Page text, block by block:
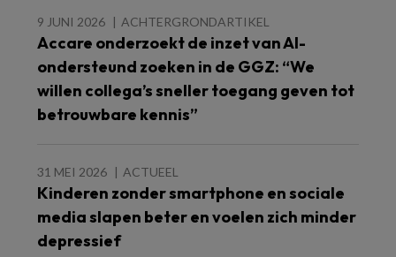
9 JUNI 2026 ACHTERGRONDARTIKEL
Accare onderzoekt de inzet van AI-
ondersteund zoeken in de GGZ: “We
willen collega’s sneller toegang geven tot
betrouwbare kennis”
31 MEI 2026 ACTUEEL
Kinderen zonder smartphone en sociale
media slapen beter en voelen zich minder
depressief